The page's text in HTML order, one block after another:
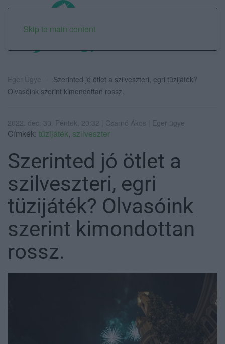
Skip to main content
Eger Ügye
Szerinted jó ötlet a szilveszteri, egri tüzijáték?
Olvasóink szerint kimondottan rossz.
2022. dec. 30. Péntek, 20:32 | Csarnó Ákos | Eger ügye
Címkék: tűzijáték, szilveszter
Szerinted jó ötlet a
szilveszteri, egri
tüzijáték? Olvasóink
szerint kimondottan
rossz.